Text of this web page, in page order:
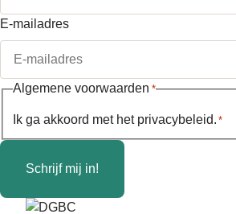
E-mailadres
Algemene voorwaarden *
Ik ga akkoord met het privacybeleid. *
Schrijf mij in!